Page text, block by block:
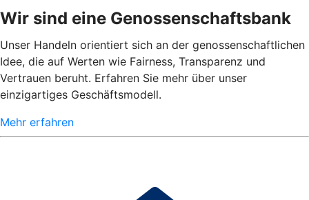
Wir sind eine Genossenschaftsbank
Unser Handeln orientiert sich an der genossenschaftlichen
Idee, die auf Werten wie Fairness, Transparenz und
Vertrauen beruht. Erfahren Sie mehr über unser
einzigartiges Geschäftsmodell.
Mehr erfahren